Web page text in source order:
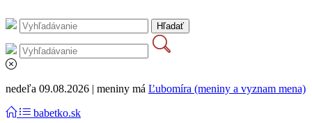
nedeľa 09.08.2026 | meniny má Ľubomíra (meniny a vyznam mena)
babetko.sk